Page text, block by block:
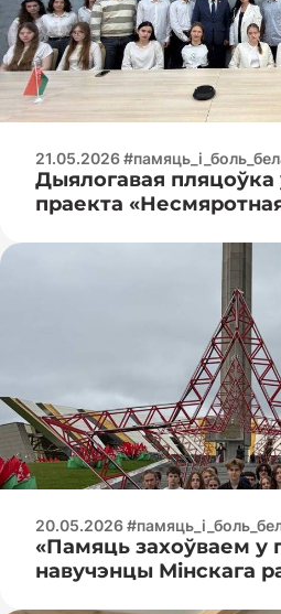
21.05.2026
Дыялогавая пляцоўка
праекта
20.05.2026
«Памяць захоўваем у
навучэнцы Мінскага